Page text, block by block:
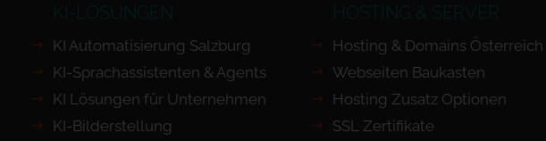
KI-LÖSUNGEN
KI Automatisierung Salzburg
KI-Sprachassistenten & Agents
KI Lösungen für Unternehmen
KI-Bilderstellung
HOSTING & SERVER
Hosting & Domains Österreich
Webseiten Baukasten
Hosting Zusatz Optionen
SSL Zertifikate